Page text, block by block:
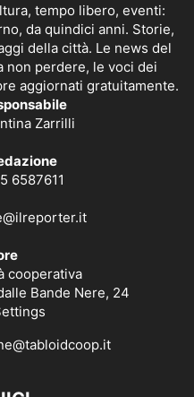
tempo libero, eventi:
da quindici anni. Storie,
della città. Le news del
non perdere, le voci dei
aggiornati gratuitamente.
Zarrilli
6587611
cooperativa
Bande Nere, 24